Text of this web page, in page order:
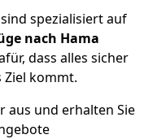
spezialisiert auf
nach Hama
dass alles sicher
kommt.
aus und erhalten Sie